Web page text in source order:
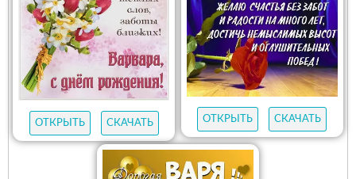
ОТКРЫТЬ СКАЧАТЬ ОТКРЫТЬ СКАЧАТЬ